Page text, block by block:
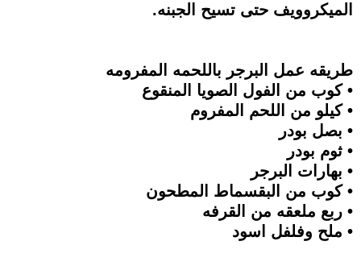
الميكروويف حتى تسيح الجبنه.
طريقه عمل البرجر باللحمه المفرومه
• كوب من الفول الصويا المنقوع
• كيلو من اللحم المفروم
• بصل بودر
• ثوم بودر
• بهارات البرجر
• كوب من البقسماط المطحون
• ربع ملعقه من القرفه
• ملح وفلفل اسود